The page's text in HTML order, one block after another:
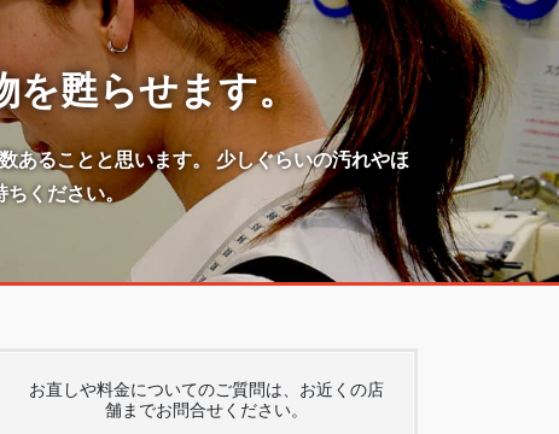
を甦らせます。
あることと思います。 少しぐらいの汚れやほ
ください。
お直しや料金についてのご質問は、お近くの店
舗までお問合せください。